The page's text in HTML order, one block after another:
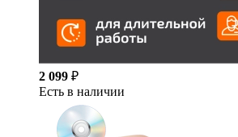
2 099 ₽
Есть в наличии